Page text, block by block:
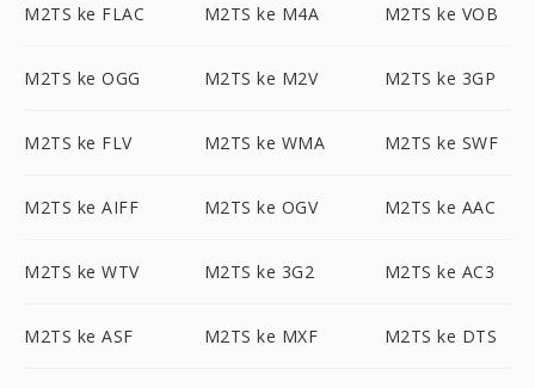
M2TS ke FLAC M2TS ke M4A M2TS ke VOB
M2TS ke OGG M2TS ke M2V M2TS ke 3GP
M2TS ke FLV M2TS ke WMA M2TS ke SWF
M2TS ke AIFF M2TS ke OGV M2TS ke AAC
M2TS ke WTV M2TS ke 3G2 M2TS ke AC3
M2TS ke ASF M2TS ke MXF M2TS ke DTS